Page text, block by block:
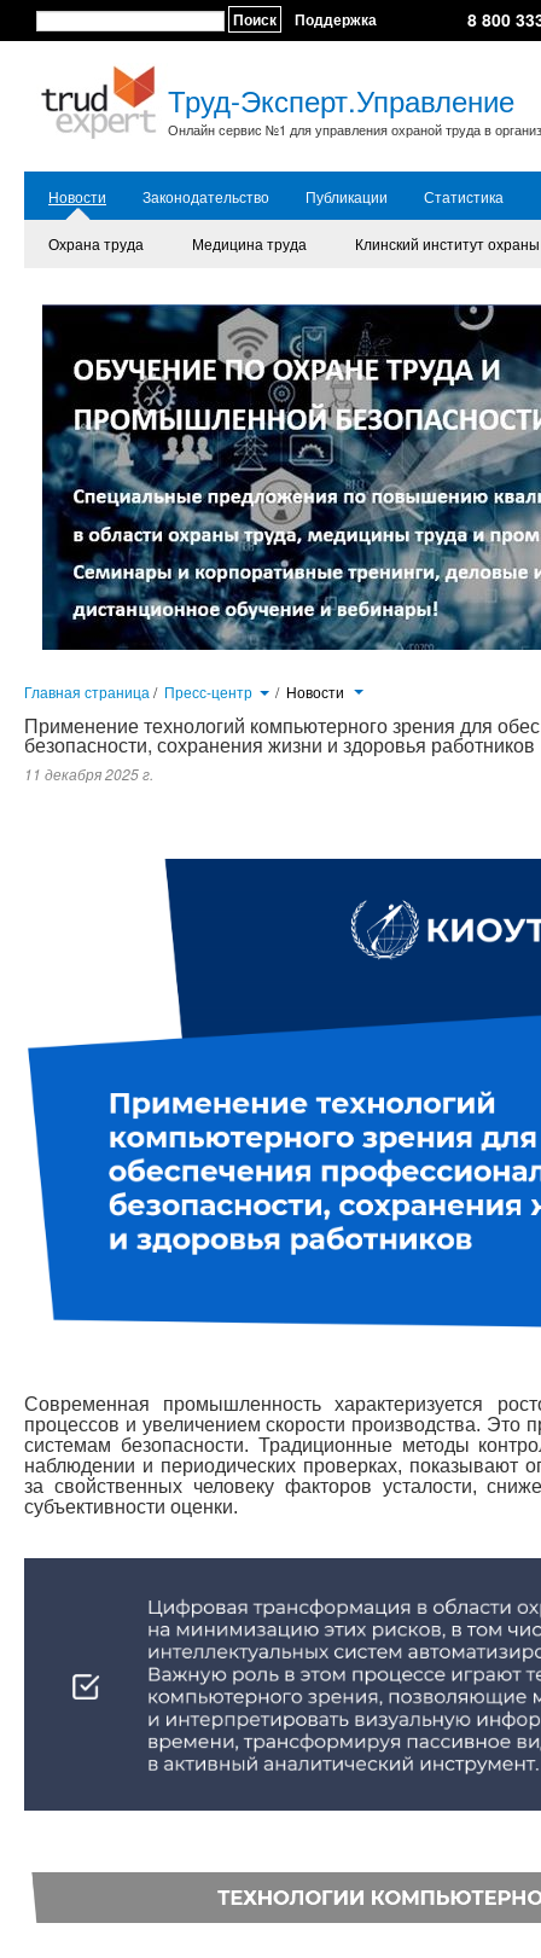
Поиск Поддержка 8 800
Труд-Эксперт.Управление
Онлайн сервис №1 для управления охраной труда в
Новости Законодательство Публикации Статистика
Охрана труда Медицина труда Клинский институт
Главная страница / Пресс-центр / Новости
Применение технологий компьютерного зрения для
безопасности, сохранения жизни и здоровья работников
11 декабря 2025 г.
Современная промышленность характеризуется
процессов и увеличением скорости производства. Это
системам безопасности. Традиционные методы
наблюдении и периодических проверках, показывают
за свойственных человеку факторов усталости,
субъективности оценки.